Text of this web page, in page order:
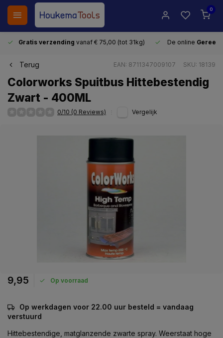
0
Gratis verzending vanaf € 75,00 (tot 31kg) De online
Terug EAN: 8711347009107 SKU: 18139
Colorworks Spuitbus Hittebestendig
Zwart - 400ML
0/10 (0 Reviews) Vergelijk
9,95 Op voorraad
Op werkdagen voor 22.00 uur besteld = vandaag
verstuurd
Hittebestendige, matglanzende zwarte spray. Weerstaat hoge